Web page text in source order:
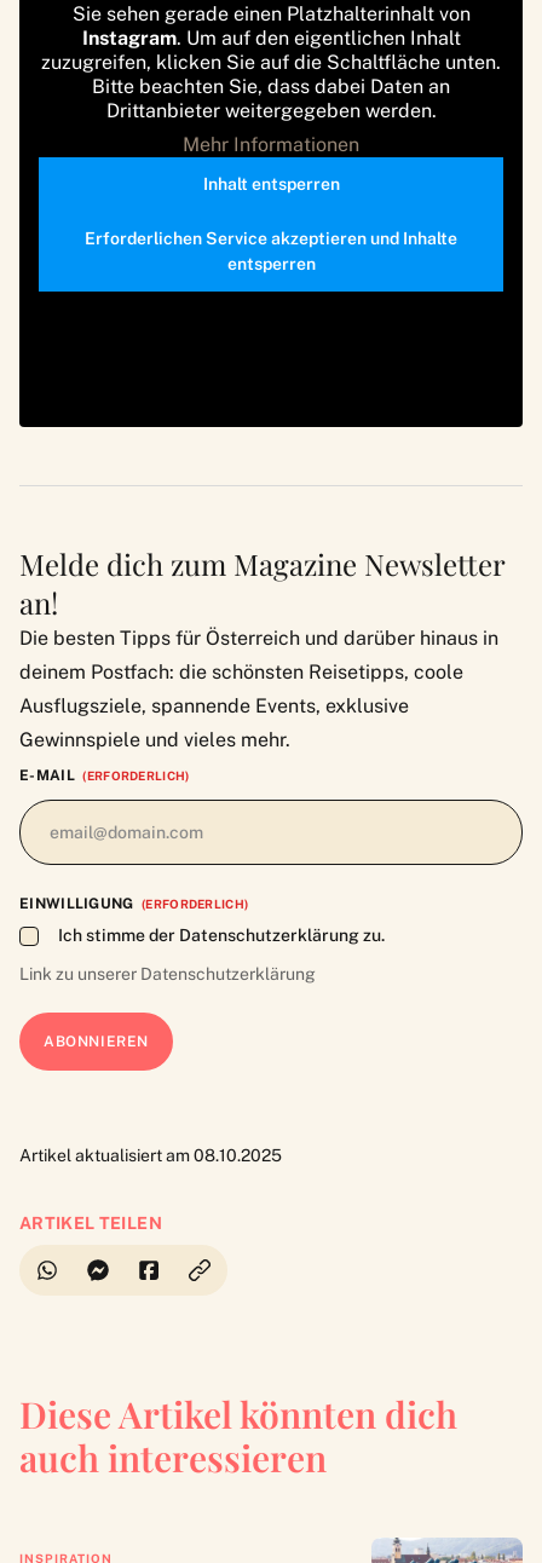
Sie sehen gerade einen Platzhalterinhalt von
Instagram. Um auf den eigentlichen Inhalt
zuzugreifen, klicken Sie auf die Schaltfläche unten.
Bitte beachten Sie, dass dabei Daten an
Drittanbieter weitergegeben werden.
Mehr Informationen
Inhalt entsperren
Erforderlichen Service akzeptieren und Inhalte
entsperren
Melde dich zum Magazine Newsletter
an!
Die besten Tipps für Österreich und darüber hinaus in
deinem Postfach: die schönsten Reisetipps, coole
Ausflugsziele, spannende Events, exklusive
Gewinnspiele und vieles mehr.
E-MAIL (ERFORDERLICH)
EINWILLIGUNG (ERFORDERLICH)
Ich stimme der Datenschutzerklärung zu.
Link zu unserer Datenschutzerklärung
Artikel aktualisiert am 08.10.2025
ARTIKEL TEILEN
Diese Artikel könnten dich
auch interessieren
INSPIRATION